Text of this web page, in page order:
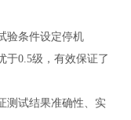
验条件设定停机
于0.5级，有效保证了
测试结果准确性、实